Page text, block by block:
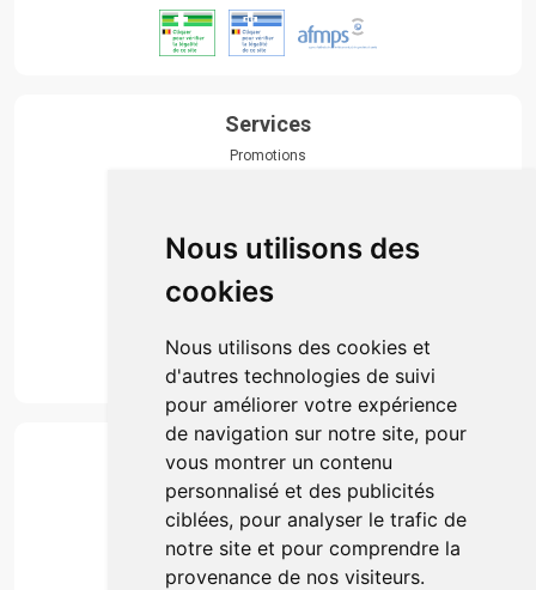
Nous utilisons des
cookies
Nous utilisons des cookies et
d'autres technologies de suivi
pour améliorer votre expérience
de navigation sur notre site, pour
vous montrer un contenu
personnalisé et des publicités
ciblées, pour analyser le trafic de
notre site et pour comprendre la
provenance de nos visiteurs.
Services
Promotions
Actualités & conseils
Événements
Marques
Suivez-nous
Paiement
Simple, rapide et 100% sécurisé
Retrait & Livriason